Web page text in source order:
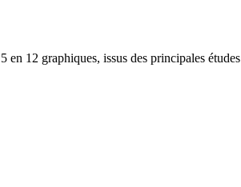
12 graphiques, issus des principales